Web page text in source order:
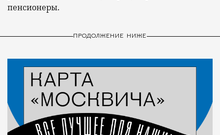
пенсионеры.
ПРОДОЛЖЕНИЕ НИЖЕ